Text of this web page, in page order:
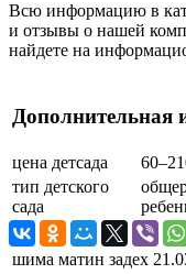
Всю информацию в
и отзывы о нашей
найдете на
Дополнительная
цена детсада
тип детского
сада
шима матин задех